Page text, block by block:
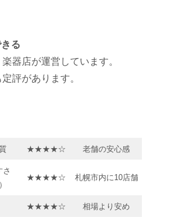
る
器店が運営しています。
評があります。
★★★★☆ 老舗の安心感
さ
★★★★☆ 札幌市内に10店舗
★★★★☆ 相場より安め